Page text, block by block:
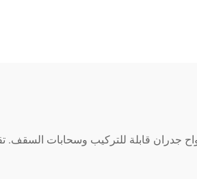
جدران قابلة للتركيب وسحابات السقف.